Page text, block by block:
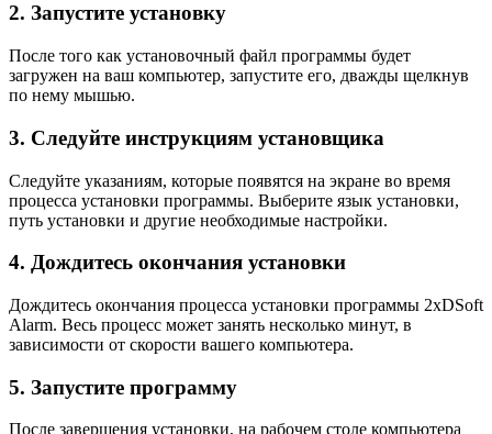
2. Запустите установку
После того как установочный файл программы будет
загружен на ваш компьютер, запустите его, дважды щелкнув
по нему мышью.
3. Следуйте инструкциям установщика
Следуйте указаниям, которые появятся на экране во время
процесса установки программы. Выберите язык установки,
путь установки и другие необходимые настройки.
4. Дождитесь окончания установки
Дождитесь окончания процесса установки программы 2xDSoft
Alarm. Весь процесс может занять несколько минут, в
зависимости от скорости вашего компьютера.
5. Запустите программу
После завершения установки, на рабочем столе компьютера